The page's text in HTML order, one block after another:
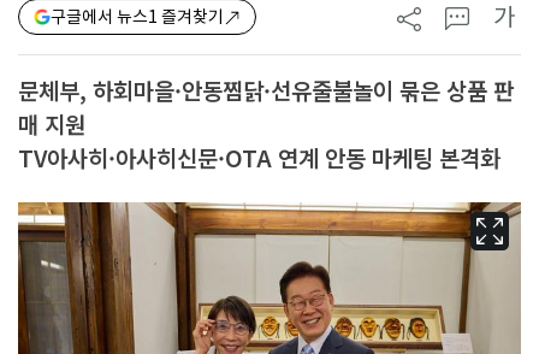
구글에서 뉴스1 즐겨찾기 가
문체부, 하회마을·안동찜닭·선유줄불놀이 묶은 상품 판
매 지원
TV아사히·아사히신문·OTA 연계 안동 마케팅 본격화